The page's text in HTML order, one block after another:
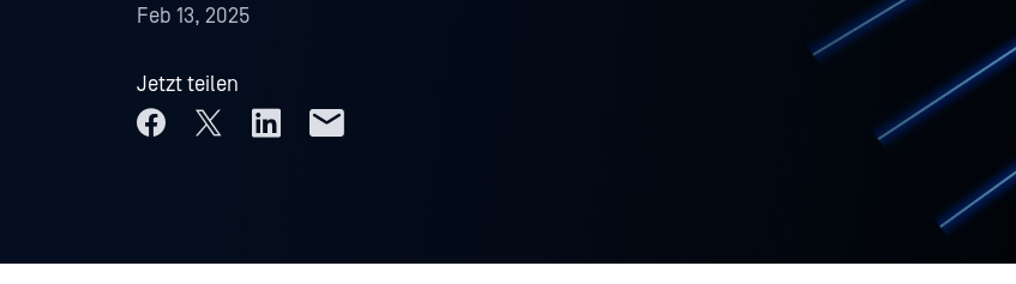
Feb 13, 2025
Jetzt teilen